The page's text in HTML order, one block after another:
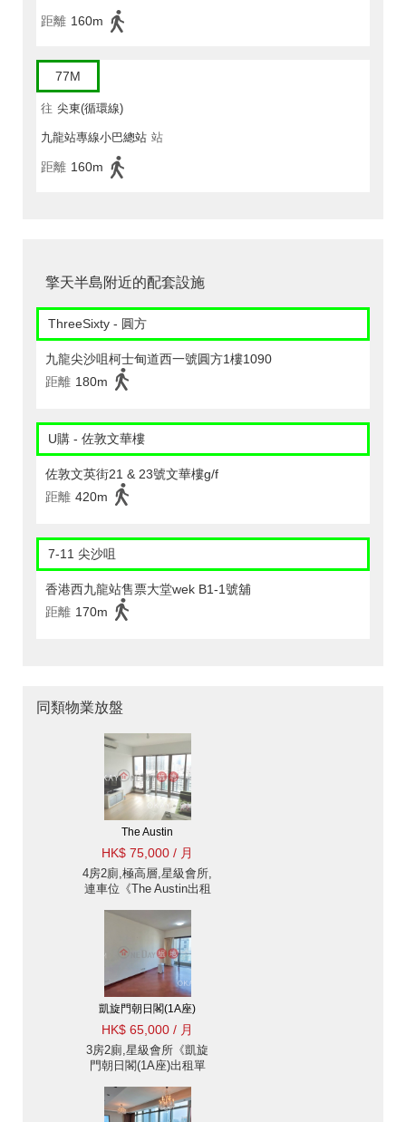
距離 160m
77M
往 尖東(循環線)
九龍站專線小巴總站 站
距離 160m
擎天半島附近的配套設施
ThreeSixty - 圓方
九龍尖沙咀柯士甸道西一號圓方1樓1090
距離 180m
U購 - 佐敦文華樓
佐敦文英街21 & 23號文華樓g/f
距離 420m
7-11 尖沙咀
香港西九龍站售票大堂wek B1-1號舖
距離 170m
同類物業放盤
The Austin
HK$ 75,000 / 月
4房2廁,極高層,星級會所,
連車位《The Austin出租
凱旋門朝日閣(1A座)
HK$ 65,000 / 月
3房2廁,星級會所《凱旋
門朝日閣(1A座)出租單